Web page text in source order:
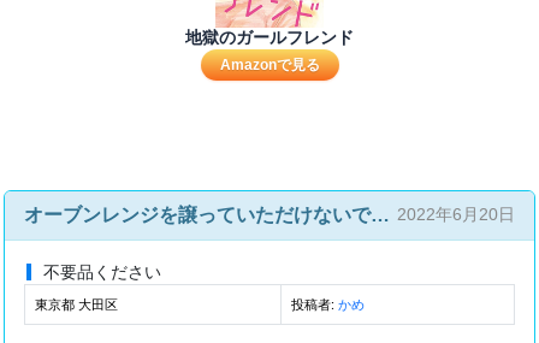
地獄のガールフレンド
Amazonで見る
オーブンレンジを譲っていただけないでしょうか 2022年6月20日
不要品ください
東京都 大田区 投稿者: かめ